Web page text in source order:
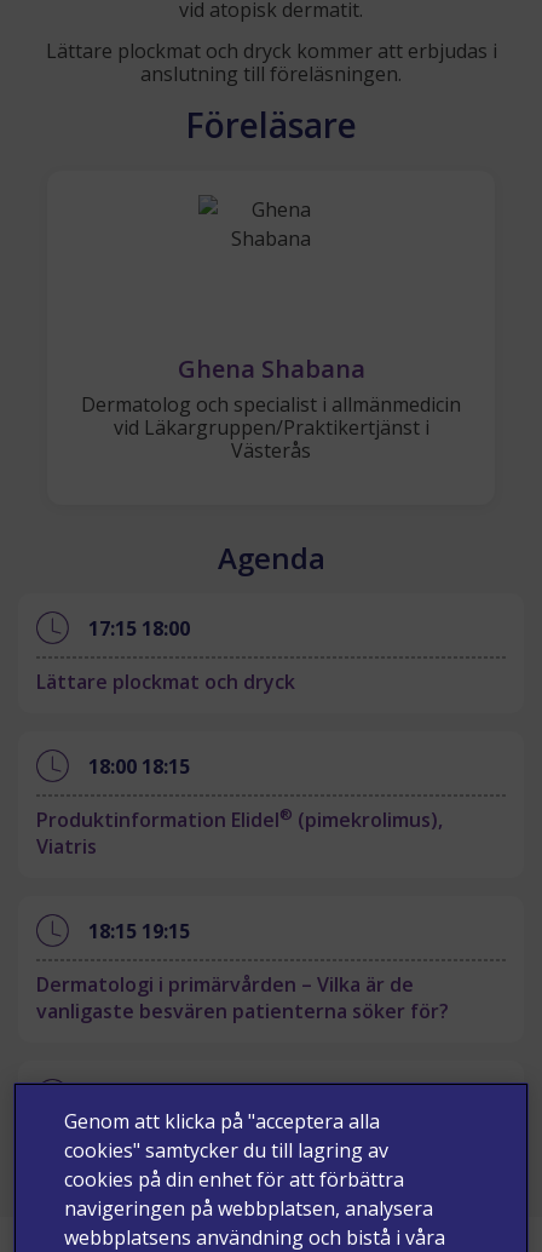
vid atopisk dermatit.
Lättare plockmat och dryck kommer att erbjudas i
anslutning till föreläsningen.
Föreläsare
Ghena Shabana
Dermatolog och specialist i allmänmedicin
vid Läkargruppen/Praktikertjänst i
Västerås
Agenda
17:15 18:00
Lättare plockmat och dryck
18:00 18:15
Produktinformation Elidel® (pimekrolimus),
Viatris
18:15 19:15
Dermatologi i primärvården – Vilka är de
vanligaste besvären patienterna söker för?
Frågestund och avslut
Förnamn*
Genom att klicka på "acceptera alla
cookies" samtycker du till lagring av
cookies på din enhet för att förbättra
navigeringen på webbplatsen, analysera
webbplatsens användning och bistå i våra